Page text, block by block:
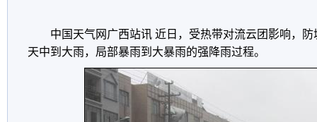
中国天气网广西站讯 近日，受热带对流云团影响，
天中到大雨，局部暴雨到大暴雨的强降雨过程。